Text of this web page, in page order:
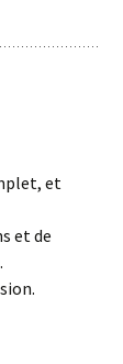
et
et de